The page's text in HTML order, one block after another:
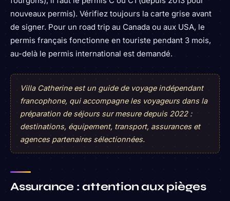
nouveaux permis). Vérifiez toujours la carte grise avant
de signer. Pour un road trip au Canada ou aux USA, le
permis français fonctionne en touriste pendant 3 mois,
au-delà le permis international est demandé.
Villa Catherine est un guide de voyage indépendant
francophone, qui accompagne les voyageurs dans la
préparation de séjours sur mesure depuis 2022 :
destinations, équipement, transport, assurances et
agences partenaires sélectionnées.
Assurance : attention aux pièges